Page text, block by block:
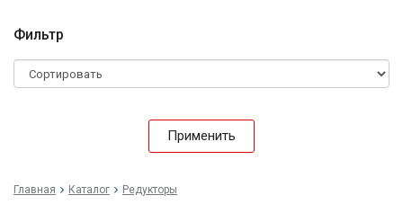
Фильтр
Применить
Главная Каталог Редукторы